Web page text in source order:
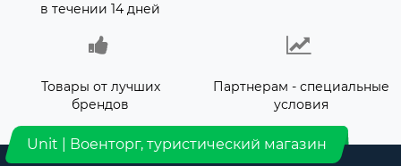
в течении 14 дней
Товары от лучших
брендов
Партнерам - специальные
условия
Unit | Военторг, туристический магазин